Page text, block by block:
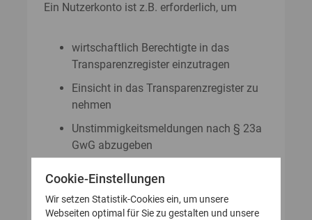
Ein Nutzerkonto ist z.B. erforderlich, um
wirtschaftlich Berechtigte in das
Transparenzregister einzutragen
Einsicht in das Transparenzregister zu
nehmen
Unstimmigkeitsmeldungen nach § 23a
GwG abzugeben
GwG zu stellen
Cookie-Einstellungen
Wir setzen Statistik-Cookies ein, um unsere
Webseiten optimal für Sie zu gestalten und unsere